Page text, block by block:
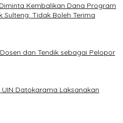
Kembalikan Dana Program
Sulteng: Tidak Boleh Terima
dan Tendik sebagai Pelopor
Datokarama Laksanakan